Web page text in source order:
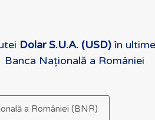
Dolar S.U.A. (USD)în
Banca Națională a României
a României (BNR)